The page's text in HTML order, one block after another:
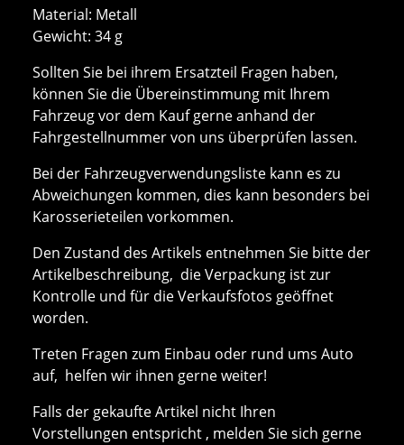
Material: Metall
Gewicht: 34 g
Sollten Sie bei ihrem Ersatzteil Fragen haben,
können Sie die Übereinstimmung mit Ihrem
Fahrzeug vor dem Kauf gerne anhand der
Fahrgestellnummer von uns überprüfen lassen.
Bei der Fahrzeugverwendungsliste kann es zu
Abweichungen kommen, dies kann besonders bei
Karosserieteilen vorkommen.
Den Zustand des Artikels entnehmen Sie bitte der
Artikelbeschreibung, die Verpackung ist zur
Kontrolle und für die Verkaufsfotos geöffnet
worden.
Treten Fragen zum Einbau oder rund ums Auto
auf, helfen wir ihnen gerne weiter!
Falls der gekaufte Artikel nicht Ihren
Vorstellungen entspricht , melden Sie sich gerne